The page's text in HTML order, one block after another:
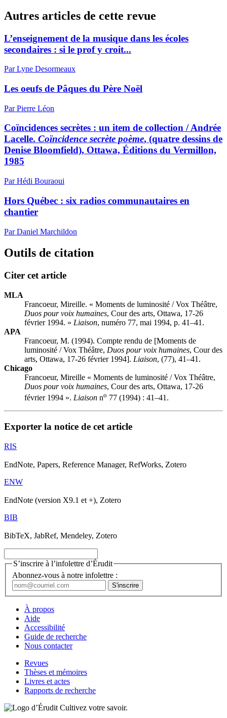
Autres articles de cette revue
L’enseignement de la musique dans les écoles
secondaires : si le prof y croit...
Par Lyne Desormeaux
Les oeufs de Pâques du Père Noël
Par Pierre Léon
Coïncidences secrètes : un item de collection / Andrée
Lacelle. Coïncidence secrète poème, (quatre dessins de
Denise Bloomfield), Ottawa, Éditions du Vermillon,
1985
Par Hédi Bouraoui
Hors Québec : six radios communautaires en
chantier
Par Daniel Marchildon
Outils de citation
Citer cet article
MLA
Francoeur, Mireille. « Moments de luminosité / Vox Théâtre,
Duos pour voix humaines, Cour des arts, Ottawa, 17-26
février 1994. » Liaison, numéro 77, mai 1994, p. 41–41.
APA
Francoeur, M. (1994). Compte rendu de [Moments de
luminosité / Vox Théâtre, Duos pour voix humaines, Cour des
arts, Ottawa, 17-26 février 1994]. Liaison, (77), 41–41.
Chicago
Francoeur, Mireille « Moments de luminosité / Vox Théâtre,
Duos pour voix humaines, Cour des arts, Ottawa, 17-26
février 1994 ». Liaison no 77 (1994) : 41–41.
Exporter la notice de cet article
RIS
EndNote, Papers, Reference Manager, RefWorks, Zotero
ENW
EndNote (version X9.1 et +), Zotero
BIB
BibTeX, JabRef, Mendeley, Zotero
S’inscrire à l’infolettre d’Érudit
Abonnez-vous à notre infolettre :
À propos
Aide
Accessibilité
Guide de recherche
Nous contacter
Revues
Thèses et mémoires
Livres et actes
Rapports de recherche
Cultivez votre savoir.